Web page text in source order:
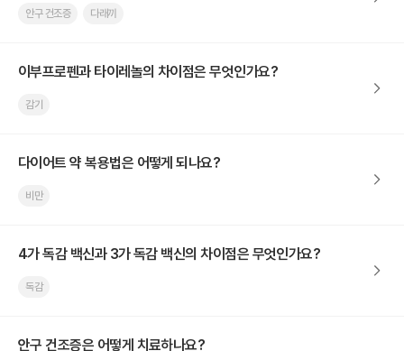
안구 건조증 다래끼
이부프로펜과 타이레놀의 차이점은 무엇인가요?
감기
다이어트 약 복용법은 어떻게 되나요?
비만
4가 독감 백신과 3가 독감 백신의 차이점은 무엇인가요?
독감
안구 건조증은 어떻게 치료하나요?